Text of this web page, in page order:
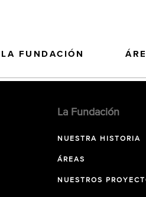
LA FUNDACIÓN
La Fundación
NUESTRA HISTORIA
ÁREAS
NUESTROS